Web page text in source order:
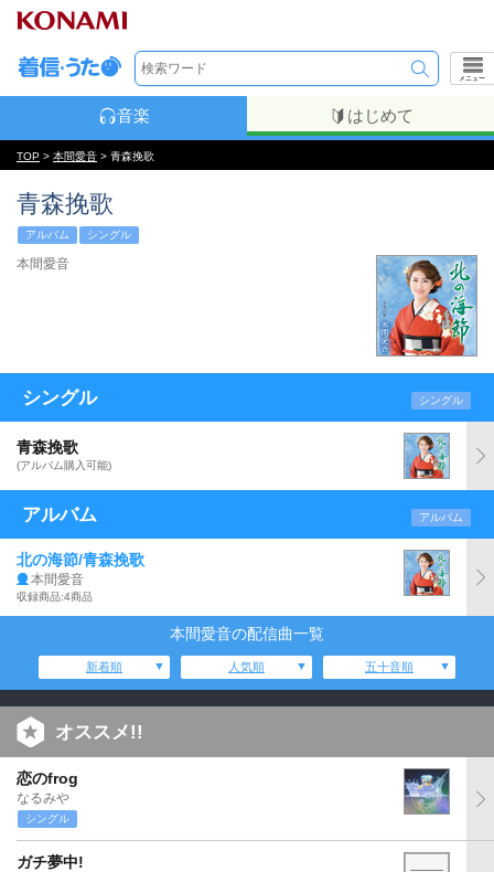
メニュー
音楽 はじめて
TOP > 本間愛音 > 青森挽歌
青森挽歌
アルバム シングル
本間愛音
シングル シングル
青森挽歌
(アルバム購入可能)
アルバム アルバム
北の海節/青森挽歌
本間愛音
収録商品:4商品
本間愛音の配信曲一覧
新着順 人気順 五十音順
オススメ!!
恋のfrog
なるみや
シングル
ガチ夢中!